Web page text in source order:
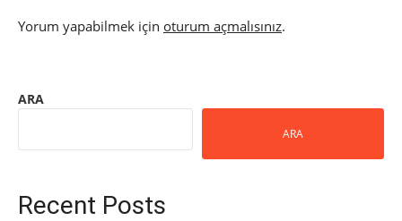
Yorum yapabilmek için oturum açmalısınız.
ARA
ARA
Recent Posts